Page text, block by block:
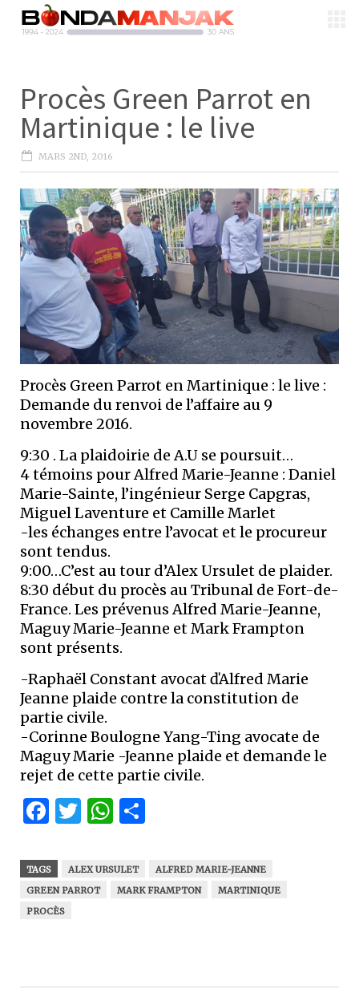
Procès Green Parrot en
Martinique : le live
MARS 2ND, 2016
Procès Green Parrot en Martinique : le live :
Demande du renvoi de l’affaire au 9
novembre 2016.
9:30 . La plaidoirie de A.U se poursuit…
4 témoins pour Alfred Marie-Jeanne : Daniel
Marie-Sainte, l’ingénieur Serge Capgras,
Miguel Laventure et Camille Marlet
-les échanges entre l’avocat et le procureur
sont tendus.
9:00…C’est au tour d’Alex Ursulet de plaider.
8:30 début du procès au Tribunal de Fort-de-
France. Les prévenus Alfred Marie-Jeanne,
Maguy Marie-Jeanne et Mark Frampton
sont présents.
-Raphaël Constant avocat ďAlfred Marie
Jeanne plaide contre la constitution de
partie civile.
-Corinne Boulogne Yang-Ting avocate de
Maguy Marie -Jeanne plaide et demande le
rejet de cette partie civile.
Facebook
Twitter
WhatsApp
TAGS ALEX URSULET
ALFRED MARIE-JEANNE
GREEN PARROT
MARK FRAMPTON
MARTINIQUE
PROCÈS